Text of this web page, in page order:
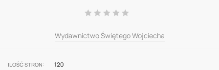
images
Ocena:
Wydawnictwo Świętego Wojciecha
ILOŚĆ STRON 120